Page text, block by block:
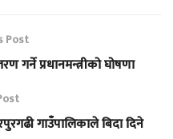
Post
प्रधानमन्त्रीको घोषणा
गाउँपालिकाले बिदा दिने